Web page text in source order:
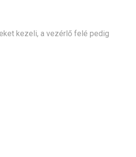
kezeli, a vezérlő felé pedig